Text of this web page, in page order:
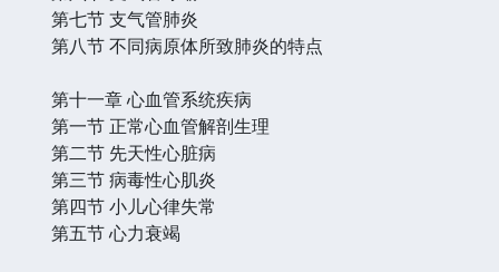
第七节 支气管肺炎
第八节 不同病原体所致肺炎的特点
第十一章 心血管系统疾病
第一节 正常心血管解剖生理
第二节 先天性心脏病
第三节 病毒性心肌炎
第四节 小儿心律失常
第五节 心力衰竭